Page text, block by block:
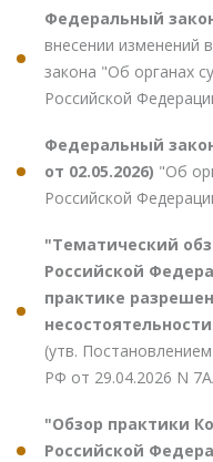
Федеральный
внесении изменений
закона "Об органах
Российской
Федеральный
от 02.05.2026) "Об
Российской
"Тематический
Российской
практике
(утв.
РФ от 29.04.2026 N
"Обзор практики
Российской